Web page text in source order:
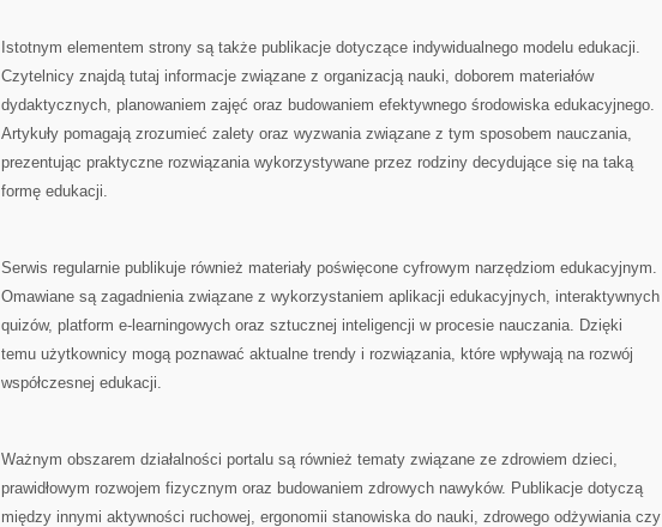
Istotnym elementem strony są także publikacje dotyczące indywidualnego modelu edukacji.
Czytelnicy znajdą tutaj informacje związane z organizacją nauki, doborem materiałów
dydaktycznych, planowaniem zajęć oraz budowaniem efektywnego środowiska edukacyjnego.
Artykuły pomagają zrozumieć zalety oraz wyzwania związane z tym sposobem nauczania,
prezentując praktyczne rozwiązania wykorzystywane przez rodziny decydujące się na taką
formę edukacji.
Serwis regularnie publikuje również materiały poświęcone cyfrowym narzędziom edukacyjnym.
Omawiane są zagadnienia związane z wykorzystaniem aplikacji edukacyjnych, interaktywnych
quizów, platform e-learningowych oraz sztucznej inteligencji w procesie nauczania. Dzięki
temu użytkownicy mogą poznawać aktualne trendy i rozwiązania, które wpływają na rozwój
współczesnej edukacji.
Ważnym obszarem działalności portalu są również tematy związane ze zdrowiem dzieci,
prawidłowym rozwojem fizycznym oraz budowaniem zdrowych nawyków. Publikacje dotyczą
między innymi aktywności ruchowej, ergonomii stanowiska do nauki, zdrowego odżywiania czy